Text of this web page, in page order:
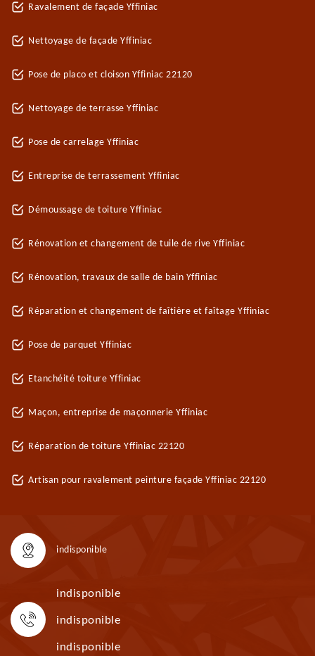
Ravalement de façade Yffiniac
Nettoyage de façade Yffiniac
Pose de placo et cloison Yffiniac 22120
Nettoyage de terrasse Yffiniac
Pose de carrelage Yffiniac
Entreprise de terrassement Yffiniac
Démoussage de toiture Yffiniac
Rénovation et changement de tuile de rive Yffiniac
Rénovation, travaux de salle de bain Yffiniac
Réparation et changement de faîtière et faîtage Yffiniac
Pose de parquet Yffiniac
Etanchéité toiture Yffiniac
Maçon, entreprise de maçonnerie Yffiniac
Réparation de toiture Yffiniac 22120
Artisan pour ravalement peinture façade Yffiniac 22120
indisponible
indisponible
indisponible
indisponible